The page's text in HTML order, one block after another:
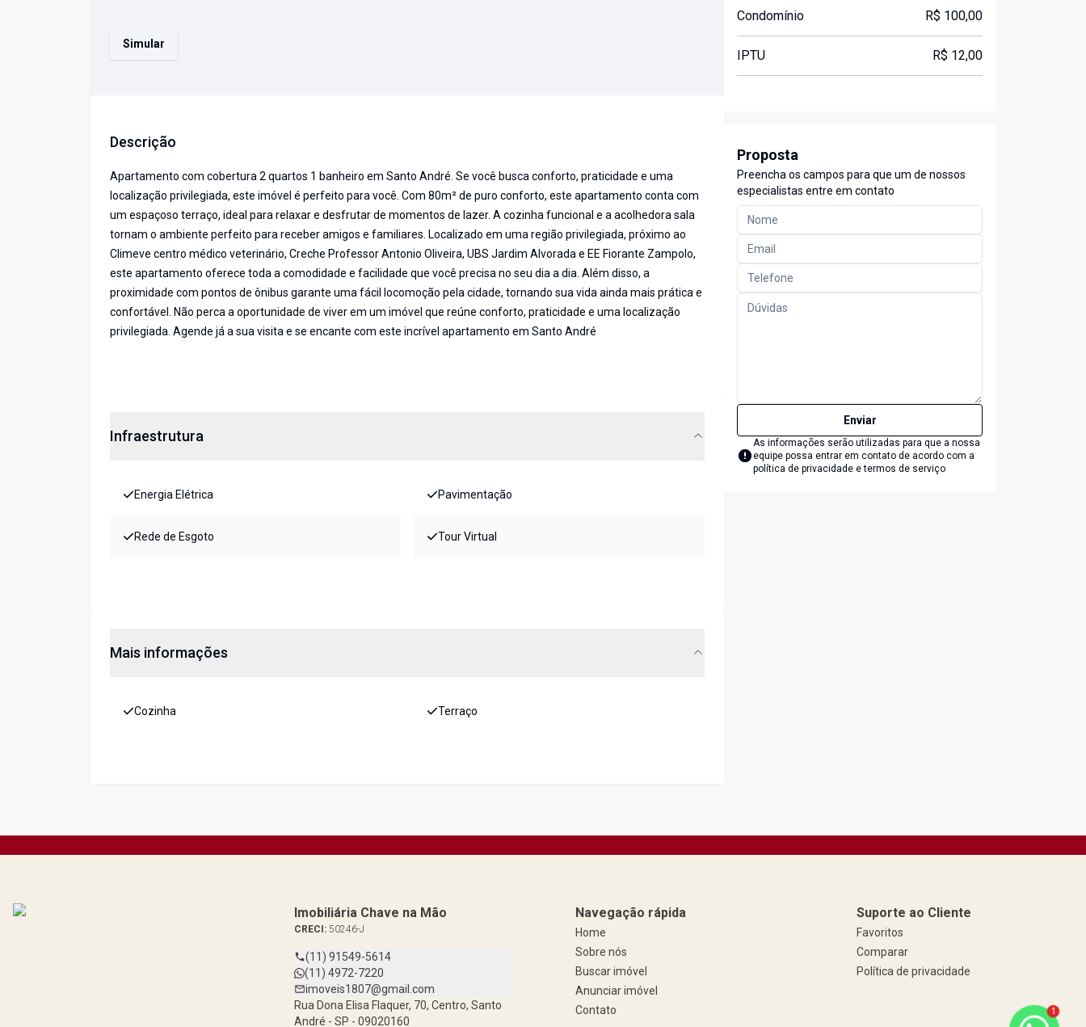
Simular
Descrição
Apartamento com cobertura 2 quartos 1 banheiro em Santo André. Se você busca conforto, praticidade e uma
localização privilegiada, este imóvel é perfeito para você. Com 80m² de puro conforto, este apartamento conta com
um espaçoso terraço, ideal para relaxar e desfrutar de momentos de lazer. A cozinha funcional e a acolhedora sala
tornam o ambiente perfeito para receber amigos e familiares. Localizado em uma região privilegiada, próximo ao
Climeve centro médico veterinário, Creche Professor Antonio Oliveira, UBS Jardim Alvorada e EE Fiorante Zampolo,
este apartamento oferece toda a comodidade e facilidade que você precisa no seu dia a dia. Além disso, a
proximidade com pontos de ônibus garante uma fácil locomoção pela cidade, tornando sua vida ainda mais prática e
confortável. Não perca a oportunidade de viver em um imóvel que reúne conforto, praticidade e uma localização
privilegiada. Agende já a sua visita e se encante com este incrível apartamento em Santo André
Infraestrutura
Energia Elétrica Pavimentação
Rede de Esgoto Tour Virtual
Mais informações
Cozinha Terraço
Condomínio R$ 100,00
IPTU R$ 12,00
Proposta
Preencha os campos para que um de nossos
especialistas entre em contato
Enviar
As informações serão utilizadas para que a nossa
equipe possa entrar em contato de acordo com a
política de privacidade e termos de serviço
Imobiliária Chave na Mão
CRECI: 50246-J
(11) 91549-5614
(11) 4972-7220
imoveis1807@gmail.com
Rua Dona Elisa Flaquer, 70, Centro, Santo
André - SP - 09020160
Navegação rápida
Home
Sobre nós
Buscar imóvel
Anunciar imóvel
Contato
Suporte ao Cliente
Favoritos
Comparar
Política de privacidade
1